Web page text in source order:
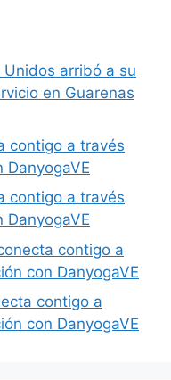
arribó a su
en Guarenas
contigo a través
contigo a través
contigo a
con DanyogaVE
contigo a
con DanyogaVE